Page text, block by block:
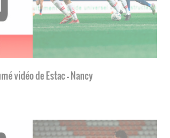
vidéo de Estac - Nancy